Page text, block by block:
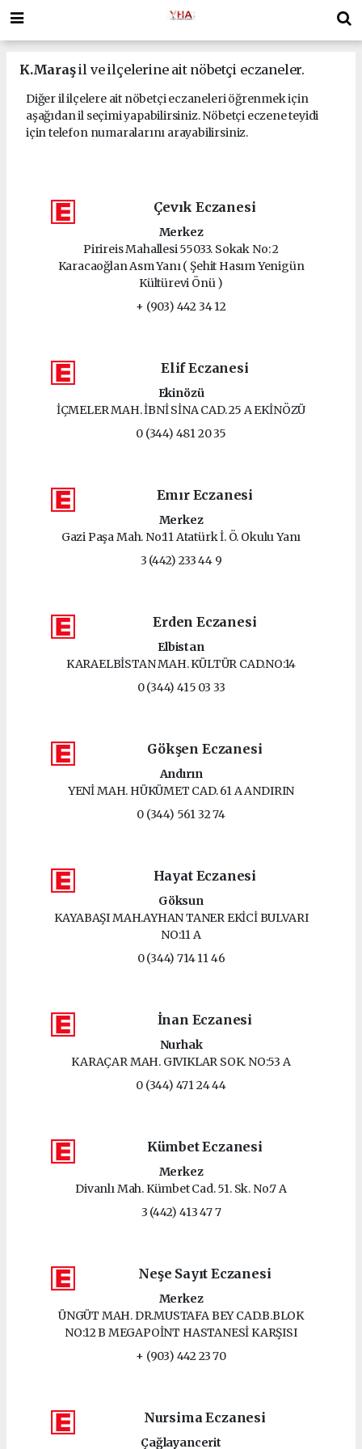
K.Maraşil ve ilçelerine ait nöbetçi eczaneler.
Diğer il ilçelere ait nöbetçi eczaneleri öğrenmek için
aşağıdan il seçimi yapabilirsiniz. Nöbetçi eczene teyidi
için telefon numaralarını arayabilirsiniz.
Çevık Eczanesi
Merkez
Pirireis Mahallesi 55033. Sokak No: 2
Karacaoğlan Asm Yanı ( Şehit Hasım Yenigün
Kültürevi Önü )
+ (903) 442 34 12
Elif Eczanesi
Ekinözü
İÇMELER MAH. İBNİ SİNA CAD. 25 A EKİNÖZÜ
0 (344) 481 20 35
Emır Eczanesi
Merkez
Gazi Paşa Mah. No:11 Atatürk İ. Ö. Okulu Yanı
3 (442) 233 44 9
Erden Eczanesi
Elbistan
KARAELBİSTAN MAH. KÜLTÜR CAD.NO:14
0 (344) 415 03 33
Gökşen Eczanesi
Andırın
YENİ MAH. HÜKÜMET CAD. 61 A ANDIRIN
0 (344) 561 32 74
Hayat Eczanesi
Göksun
KAYABAŞI MAH.AYHAN TANER EKİCİ BULVARI
NO:11 A
0 (344) 714 11 46
İnan Eczanesi
Nurhak
KARAÇAR MAH. GIVIKLAR SOK. NO:53 A
0 (344) 471 24 44
Kümbet Eczanesi
Merkez
Divanlı Mah. Kümbet Cad. 51. Sk. No:7 A
3 (442) 413 47 7
Neşe Sayıt Eczanesi
Merkez
ÜNGÜT MAH. DR.MUSTAFA BEY CAD.B.BLOK
NO:12 B MEGAPOİNT HASTANESİ KARŞISI
+ (903) 442 23 70
Nursima Eczanesi
Çağlayancerit